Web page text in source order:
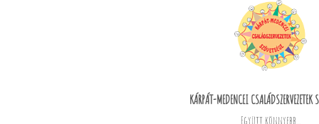
KÁRPÁT-MEDENCEI CSALÁDSZERVEZETEK
Együtt könnyebb...